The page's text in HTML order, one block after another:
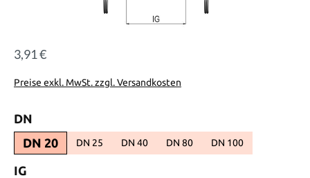
Regulärer Preis:
3,91 €
Preise exkl. MwSt. zzgl. Versandkosten
DN
DN 20
DN 25(Diese Option ist zurzeit nicht verfügbar.)
DN 40(Diese Option ist zurzeit nicht verfügbar.)
DN 80(Diese Option ist zurzeit nicht
DN 100(Diese Option ist
IG